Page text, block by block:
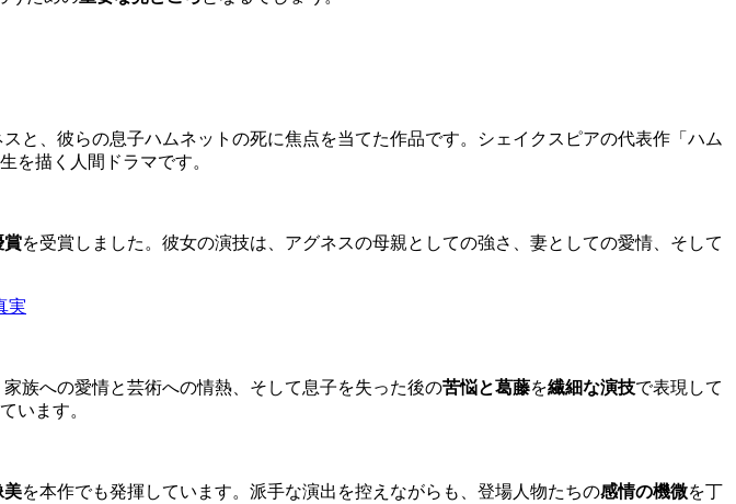
と、彼らの息子ハムネットの死に焦点を当てた作品です。シェイクスピアの代表作「ハム
を描く人間ドラマです。
賞を受賞しました。彼女の演技は、アグネスの母親としての強さ、妻としての愛情、そして
実
族への愛情と芸術への情熱、そして息子を失った後の苦悩と葛藤を繊細な演技で表現して
います。
美を本作でも発揮しています。派手な演出を控えながらも、登場人物たちの感情の機微を丁